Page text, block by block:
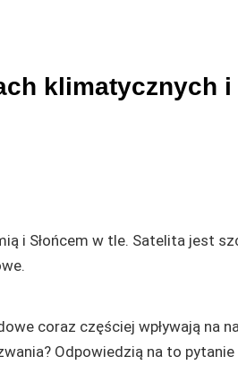
klimatycznych
coraz częściej wpływają na
Odpowiedzią na to